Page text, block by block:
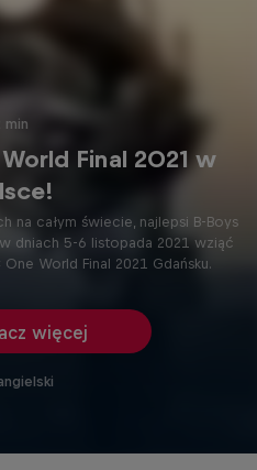
min
Final 2021 w
na całym świecie, najlepsi B-Boys
dniach 5-6 listopada 2021 wziąć
World Final 2021 Gdańsku.
więcej